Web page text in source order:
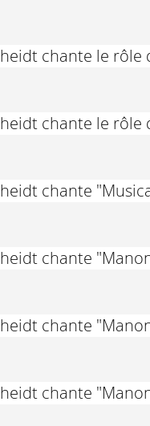
chante le rôle
chante le rôle
chante
chante
chante
chante